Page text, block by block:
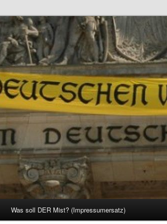
Was soll DER Mist? (Impressumersatz)